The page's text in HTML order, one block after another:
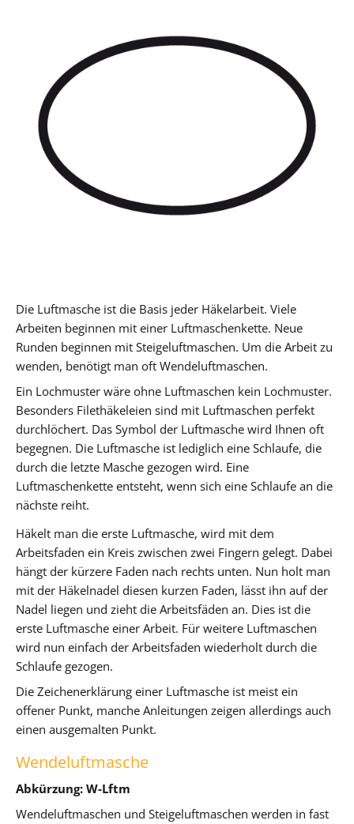
Die Luftmasche ist die Basis jeder Häkelarbeit. Viele
Arbeiten beginnen mit einer Luftmaschenkette. Neue
Runden beginnen mit Steigeluftmaschen. Um die Arbeit zu
wenden, benötigt man oft Wendeluftmaschen.
Ein Lochmuster wäre ohne Luftmaschen kein Lochmuster.
Besonders Filethäkeleien sind mit Luftmaschen perfekt
durchlöchert. Das Symbol der Luftmasche wird Ihnen oft
begegnen. Die Luftmasche ist lediglich eine Schlaufe, die
durch die letzte Masche gezogen wird. Eine
Luftmaschenkette entsteht, wenn sich eine Schlaufe an die
nächste reiht.
Häkelt man die erste Luftmasche, wird mit dem
Arbeitsfaden ein Kreis zwischen zwei Fingern gelegt. Dabei
hängt der kürzere Faden nach rechts unten. Nun holt man
mit der Häkelnadel diesen kurzen Faden, lässt ihn auf der
Nadel liegen und zieht die Arbeitsfäden an. Dies ist die
erste Luftmasche einer Arbeit. Für weitere Luftmaschen
wird nun einfach der Arbeitsfaden wiederholt durch die
Schlaufe gezogen.
Die Zeichenerklärung einer Luftmasche ist meist ein
offener Punkt, manche Anleitungen zeigen allerdings auch
einen ausgemalten Punkt.
Wendeluftmasche
Abkürzung: W-Lftm
Wendeluftmaschen und Steigeluftmaschen werden in fast